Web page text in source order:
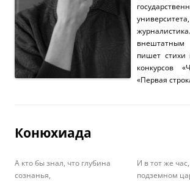
пишет стихи
конкурсов
«Первая
Конюхиада
А кто бы знал, что глубина
сознанья,
И в тот же
подземном